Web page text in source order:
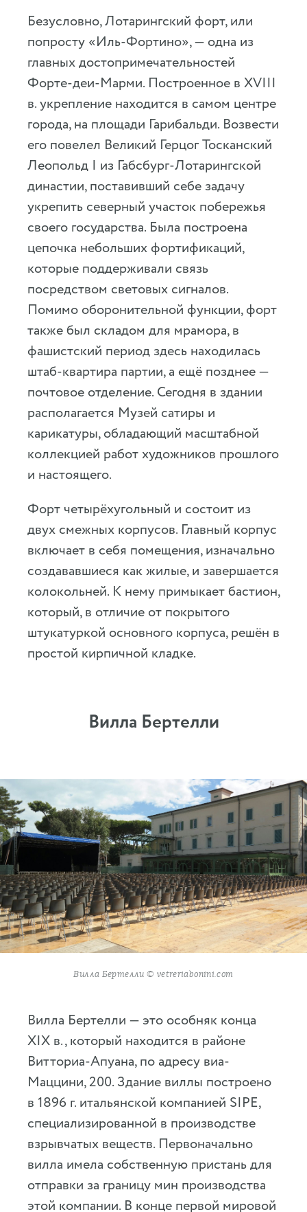
Безусловно, Лотарингский форт, или
попросту «Иль-Фортино», — одна из
главных достопримечательностей
Форте-деи-Марми. Построенное в XVIII
в. укрепление находится в самом центре
города, на площади Гарибальди. Возвести
его повелел Великий Герцог Тосканский
Леопольд I из Габсбург-Лотарингской
династии, поставивший себе задачу
укрепить северный участок побережья
своего государства. Была построена
цепочка небольших фортификаций,
которые поддерживали связь
посредством световых сигналов.
Помимо оборонительной функции, форт
также был складом для мрамора, в
фашистский период здесь находилась
штаб-квартира партии, а ещё позднее —
почтовое отделение. Сегодня в здании
располагается Музей сатиры и
карикатуры, обладающий масштабной
коллекцией работ художников прошлого
и настоящего.
Форт четырёхугольный и состоит из
двух смежных корпусов. Главный корпус
включает в себя помещения, изначально
создававшиеся как жилые, и завершается
колокольней. К нему примыкает бастион,
который, в отличие от покрытого
штукатуркой основного корпуса, решён в
простой кирпичной кладке.
Вилла Бертелли
Вилла Бертелли © vetreriabonini.com
Вилла Бертелли — это особняк конца
XIX в., который находится в районе
Витториа-Апуана, по адресу виа-
Маццини, 200. Здание виллы построено
в 1896 г. итальянской компанией SIPE,
специализированной в производстве
взрывчатых веществ. Первоначально
вилла имела собственную пристань для
отправки за границу мин производства
этой компании. В конце первой мировой